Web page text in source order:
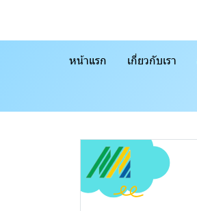
หน้าแรก เกี่ยวกับเรา